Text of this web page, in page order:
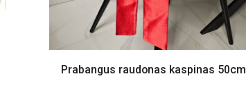
Prabangus raudonas kaspinas 50cm